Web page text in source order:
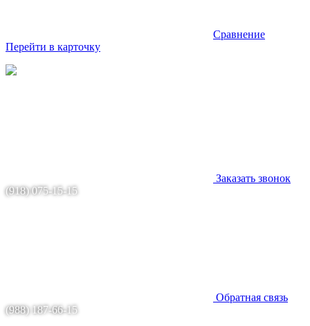
Сравнение
Перейти в карточку
Заказать звонок
(918) 075-15-15
Обратная связь
(988) 187-66-15